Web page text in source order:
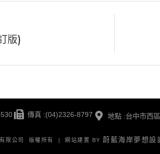
版)
傳真 :(04)2326-8797 地點 :台中市西
限公司 版權所有 | 網站建置 BY 蔚藍海岸夢想設